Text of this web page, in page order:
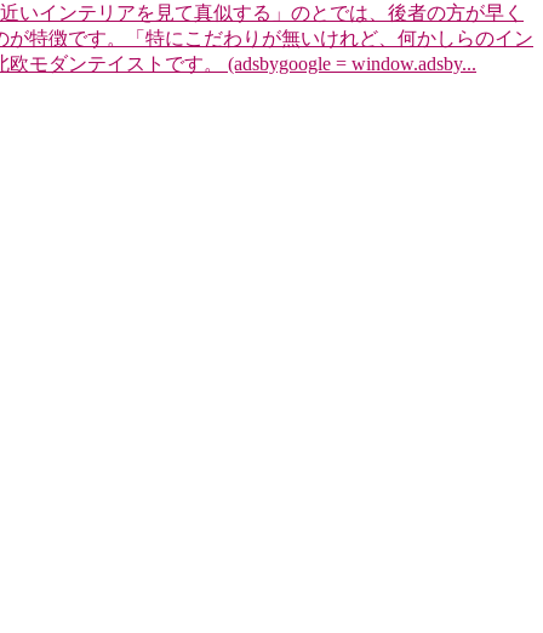
インテリアを見て真似する」のとでは、後者の方が早く
特徴です。「特にこだわりが無いけれど、何かしらのイン
ダンテイストです。 (adsbygoogle = window.adsby...